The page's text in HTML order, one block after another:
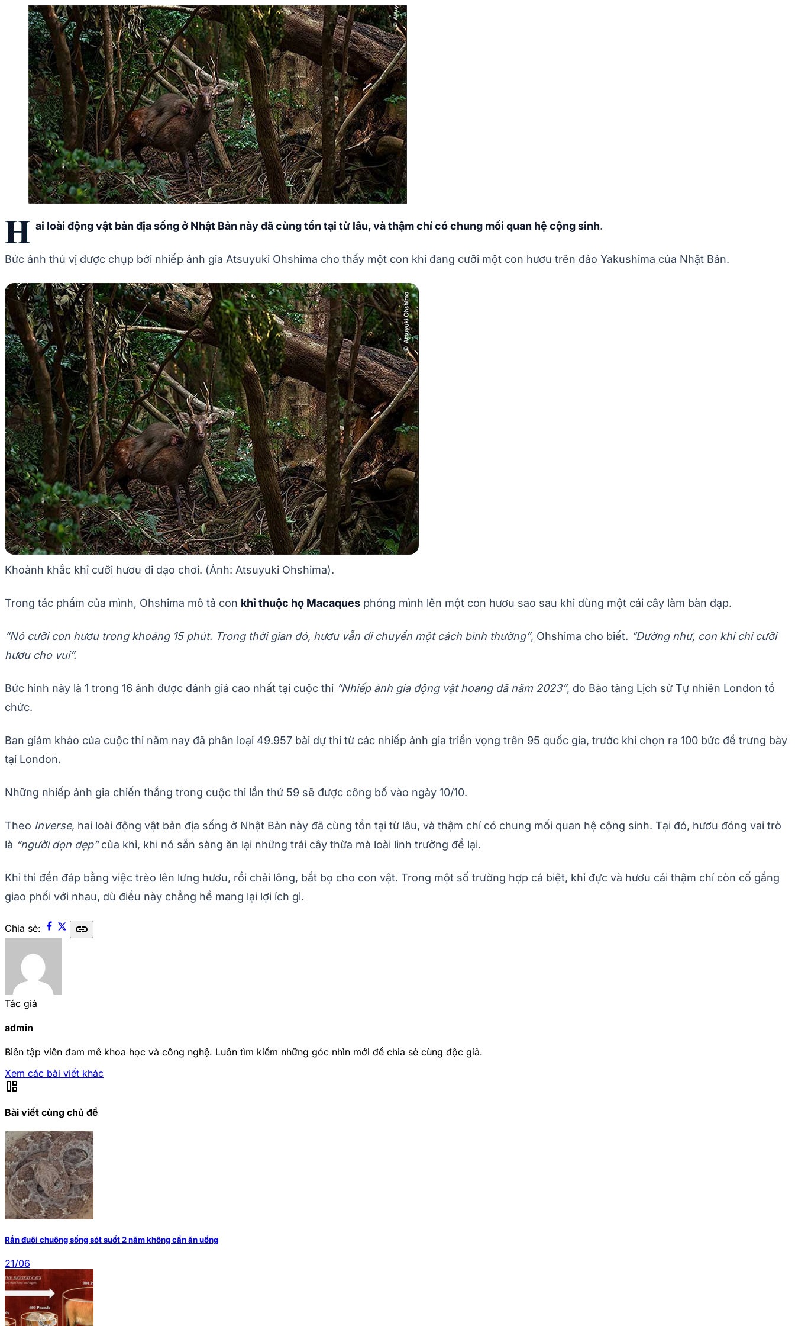
H ai loài động vật bản địa sống ở Nhật Bản này đã cùng tồn tại từ lâu, và thậm chí có chung mối quan hệ cộng sinh.
Bức ảnh thú vị được chụp bởi nhiếp ảnh gia Atsuyuki Ohshima cho thấy một con khỉ đang cưỡi một con hươu trên đảo Yakushima của Nhật Bản.
Khoảnh khắc khỉ cưỡi hươu đi dạo chơi. (Ảnh: Atsuyuki Ohshima).
Trong tác phẩm của mình, Ohshima mô tả con khỉ thuộc họ Macaques phóng mình lên một con hươu sao sau khi dùng một cái cây làm bàn đạp.
“Nó cưỡi con hươu trong khoảng 15 phút. Trong thời gian đó, hươu vẫn di chuyển một cách bình thường”, Ohshima cho biết. “Dường như, con khỉ chỉ cưỡi
hươu cho vui”.
Bức hình này là 1 trong 16 ảnh được đánh giá cao nhất tại cuộc thi “Nhiếp ảnh gia động vật hoang dã năm 2023”, do Bảo tàng Lịch sử Tự nhiên London tổ
chức.
Ban giám khảo của cuộc thi năm nay đã phân loại 49.957 bài dự thi từ các nhiếp ảnh gia triển vọng trên 95 quốc gia, trước khi chọn ra 100 bức để trưng bày
tại London.
Những nhiếp ảnh gia chiến thắng trong cuộc thi lần thứ 59 sẽ được công bố vào ngày 10/10.
Theo Inverse, hai loài động vật bản địa sống ở Nhật Bản này đã cùng tồn tại từ lâu, và thậm chí có chung mối quan hệ cộng sinh. Tại đó, hươu đóng vai trò
là “người dọn dẹp”của khỉ, khi nó sẵn sàng ăn lại những trái cây thừa mà loài linh trưởng để lại.
Khỉ thì đền đáp bằng việc trèo lên lưng hươu, rồi chải lông, bắt bọ cho con vật. Trong một số trường hợp cá biệt, khỉ đực và hươu cái thậm chí còn cố gắng
giao phối với nhau, dù điều này chẳng hề mang lại lợi ích gì.
Chia sẻ: link
Tác giả
admin
Biên tập viên đam mê khoa học và công nghệ. Luôn tìm kiếm những góc nhìn mới để chia sẻ cùng độc giả.
Xem các bài viết khác
auto_awesome_mosaic
Bài viết cùng chủ đề
Rắn đuôi chuông sống sót suốt 2 năm không cần ăn uống
21/06